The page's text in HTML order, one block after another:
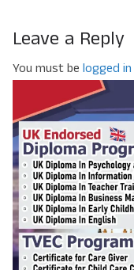
Leave a Reply
You must be logged in